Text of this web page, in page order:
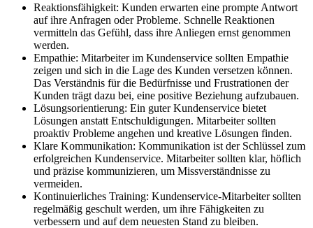
Reaktionsfähigkeit: Kunden erwarten eine prompte Antwort
auf ihre Anfragen oder Probleme. Schnelle Reaktionen
vermitteln das Gefühl, dass ihre Anliegen ernst genommen
werden.
Empathie: Mitarbeiter im Kundenservice sollten Empathie
zeigen und sich in die Lage des Kunden versetzen können.
Das Verständnis für die Bedürfnisse und Frustrationen der
Kunden trägt dazu bei, eine positive Beziehung aufzubauen.
Lösungsorientierung: Ein guter Kundenservice bietet
Lösungen anstatt Entschuldigungen. Mitarbeiter sollten
proaktiv Probleme angehen und kreative Lösungen finden.
Klare Kommunikation: Kommunikation ist der Schlüssel zum
erfolgreichen Kundenservice. Mitarbeiter sollten klar, höflich
und präzise kommunizieren, um Missverständnisse zu
vermeiden.
Kontinuierliches Training: Kundenservice-Mitarbeiter sollten
regelmäßig geschult werden, um ihre Fähigkeiten zu
verbessern und auf dem neuesten Stand zu bleiben.